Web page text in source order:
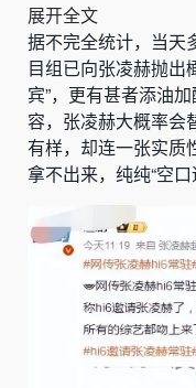
展开全文
据不完全统计，当天
目组已向张凌赫抛出
宾”，更有甚者添油
容，张凌赫大概率会
有样，却连一张实质
拿不出来，纯纯“空口